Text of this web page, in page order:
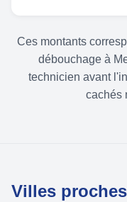
Ces montants
débouchage à
technicien avant
cachés
Villes